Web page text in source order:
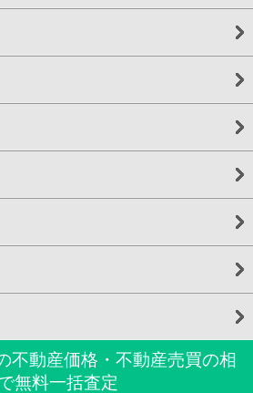
不動産価格・不動産売買の相
無料一括査定